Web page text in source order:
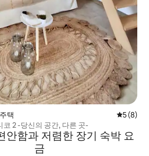
택 평점 5점
5 (8)
코 2 -당신의 공간, 다른 곳-
안함과 저렴한 장기 숙박 요
금